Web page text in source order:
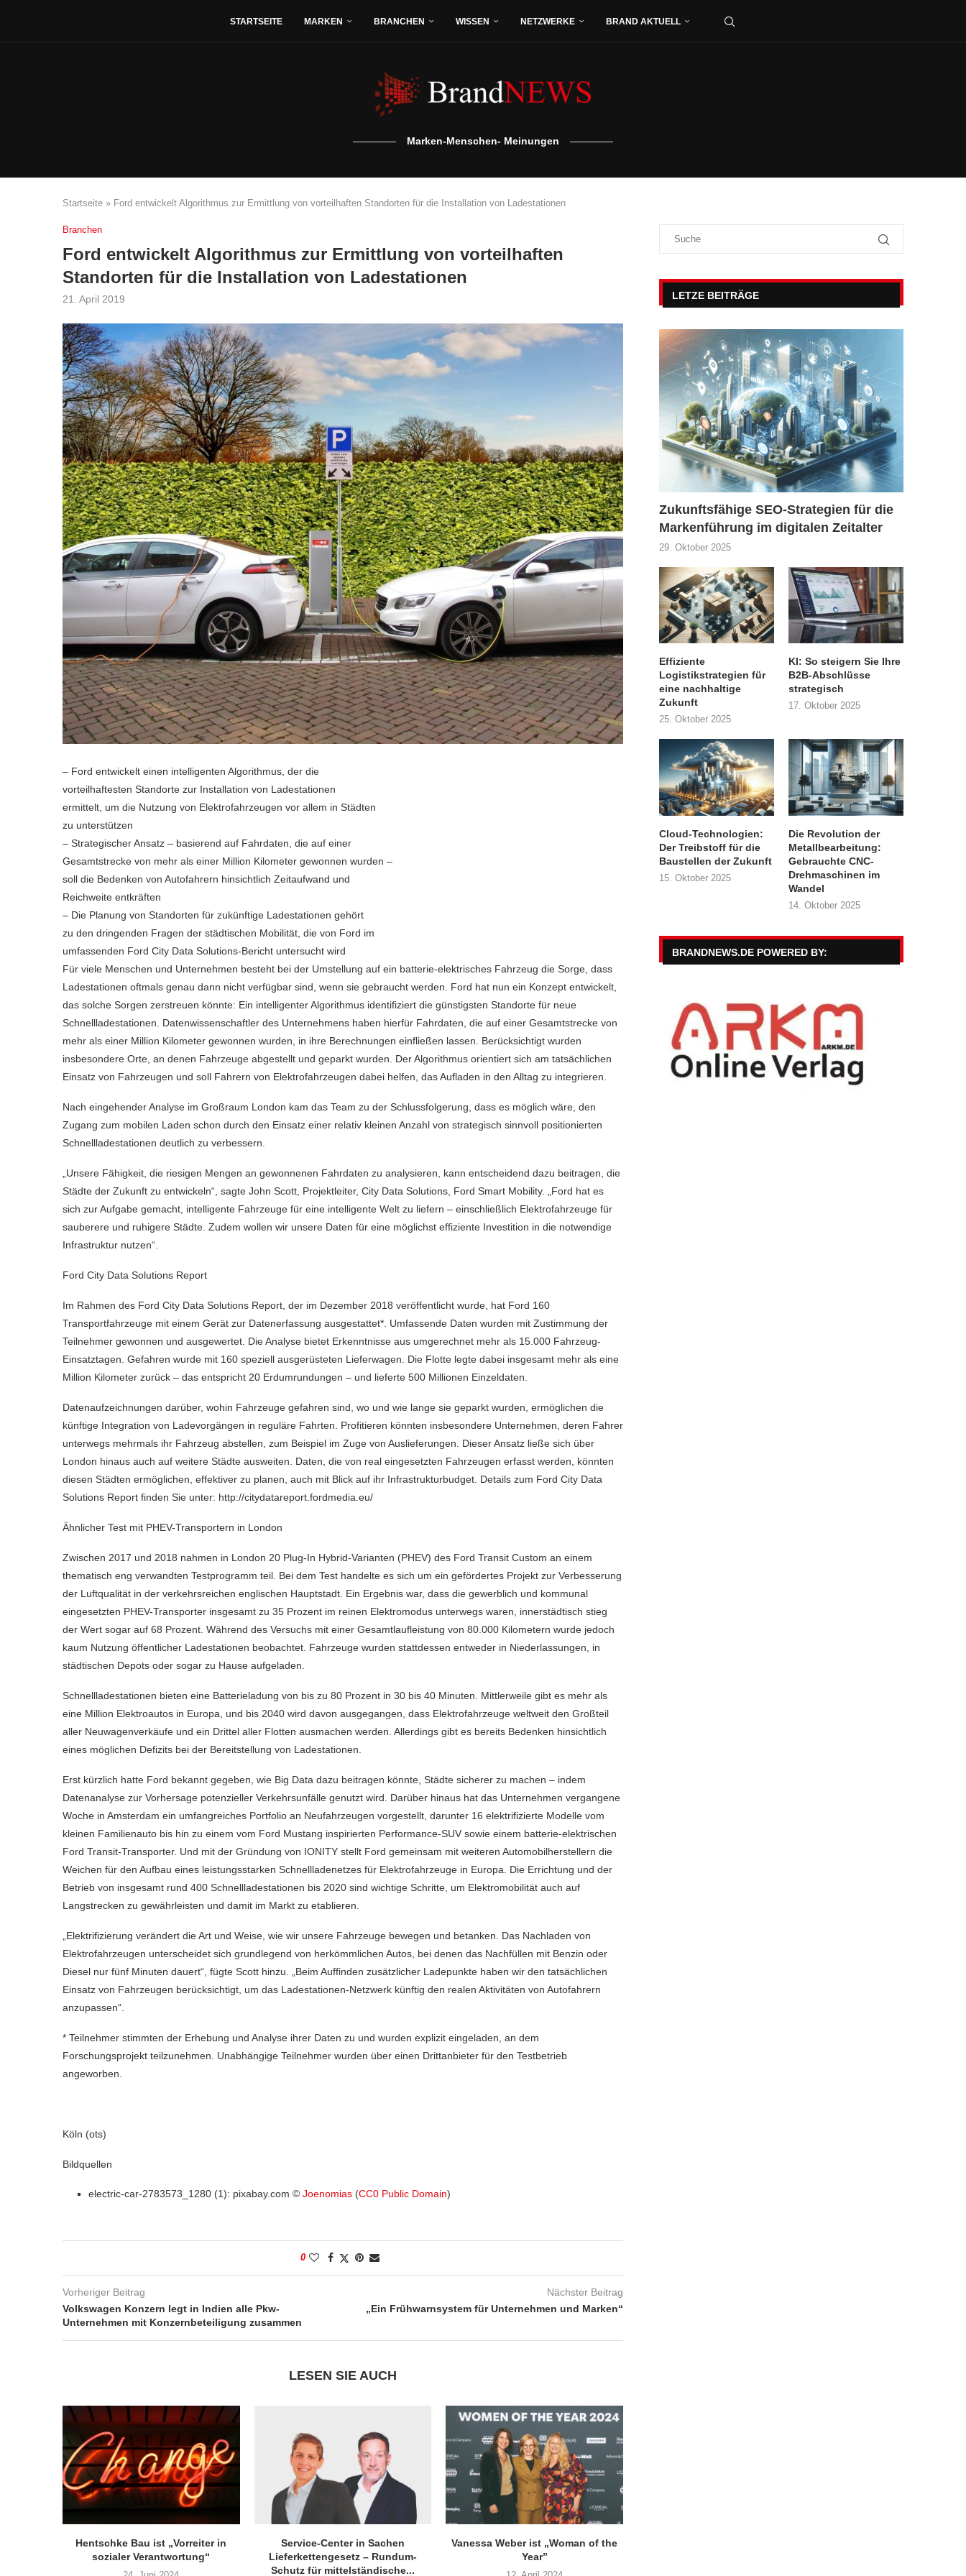
STARTSEITE MARKEN BRANCHEN WISSEN NETZWERKE BRAND AKTUELL
Marken-Menschen- Meinungen
Startseite » Ford entwickelt Algorithmus zur Ermittlung von vorteilhaften Standorten für die Installation von Ladestationen
Branchen
Ford entwickelt Algorithmus zur Ermittlung von vorteilhaften
Standorten für die Installation von Ladestationen
21. April 2019
– Ford entwickelt einen intelligenten Algorithmus, der die
vorteilhaftesten Standorte zur Installation von Ladestationen
ermittelt, um die Nutzung von Elektrofahrzeugen vor allem in Städten
zu unterstützen
– Strategischer Ansatz – basierend auf Fahrdaten, die auf einer
Gesamtstrecke von mehr als einer Million Kilometer gewonnen wurden –
soll die Bedenken von Autofahrern hinsichtlich Zeitaufwand und
Reichweite entkräften
– Die Planung von Standorten für zukünftige Ladestationen gehört
zu den dringenden Fragen der städtischen Mobilität, die von Ford im
umfassenden Ford City Data Solutions-Bericht untersucht wird
Für viele Menschen und Unternehmen besteht bei der Umstellung auf ein batterie-elektrisches Fahrzeug die Sorge, dass
Ladestationen oftmals genau dann nicht verfügbar sind, wenn sie gebraucht werden. Ford hat nun ein Konzept entwickelt,
das solche Sorgen zerstreuen könnte: Ein intelligenter Algorithmus identifiziert die günstigsten Standorte für neue
Schnellladestationen. Datenwissenschaftler des Unternehmens haben hierfür Fahrdaten, die auf einer Gesamtstrecke von
mehr als einer Million Kilometer gewonnen wurden, in ihre Berechnungen einfließen lassen. Berücksichtigt wurden
insbesondere Orte, an denen Fahrzeuge abgestellt und geparkt wurden. Der Algorithmus orientiert sich am tatsächlichen
Einsatz von Fahrzeugen und soll Fahrern von Elektrofahrzeugen dabei helfen, das Aufladen in den Alltag zu integrieren.
Nach eingehender Analyse im Großraum London kam das Team zu der Schlussfolgerung, dass es möglich wäre, den
Zugang zum mobilen Laden schon durch den Einsatz einer relativ kleinen Anzahl von strategisch sinnvoll positionierten
Schnellladestationen deutlich zu verbessern.
„Unsere Fähigkeit, die riesigen Mengen an gewonnenen Fahrdaten zu analysieren, kann entscheidend dazu beitragen, die
Städte der Zukunft zu entwickeln“, sagte John Scott, Projektleiter, City Data Solutions, Ford Smart Mobility. „Ford hat es
sich zur Aufgabe gemacht, intelligente Fahrzeuge für eine intelligente Welt zu liefern – einschließlich Elektrofahrzeuge für
sauberere und ruhigere Städte. Zudem wollen wir unsere Daten für eine möglichst effiziente Investition in die notwendige
Infrastruktur nutzen“.
Ford City Data Solutions Report
Im Rahmen des Ford City Data Solutions Report, der im Dezember 2018 veröffentlicht wurde, hat Ford 160
Transportfahrzeuge mit einem Gerät zur Datenerfassung ausgestattet*. Umfassende Daten wurden mit Zustimmung der
Teilnehmer gewonnen und ausgewertet. Die Analyse bietet Erkenntnisse aus umgerechnet mehr als 15.000 Fahrzeug-
Einsatztagen. Gefahren wurde mit 160 speziell ausgerüsteten Lieferwagen. Die Flotte legte dabei insgesamt mehr als eine
Million Kilometer zurück – das entspricht 20 Erdumrundungen – und lieferte 500 Millionen Einzeldaten.
Datenaufzeichnungen darüber, wohin Fahrzeuge gefahren sind, wo und wie lange sie geparkt wurden, ermöglichen die
künftige Integration von Ladevorgängen in reguläre Fahrten. Profitieren könnten insbesondere Unternehmen, deren Fahrer
unterwegs mehrmals ihr Fahrzeug abstellen, zum Beispiel im Zuge von Auslieferungen. Dieser Ansatz ließe sich über
London hinaus auch auf weitere Städte ausweiten. Daten, die von real eingesetzten Fahrzeugen erfasst werden, könnten
diesen Städten ermöglichen, effektiver zu planen, auch mit Blick auf ihr Infrastrukturbudget. Details zum Ford City Data
Solutions Report finden Sie unter: http://citydatareport.fordmedia.eu/
Ähnlicher Test mit PHEV-Transportern in London
Zwischen 2017 und 2018 nahmen in London 20 Plug-In Hybrid-Varianten (PHEV) des Ford Transit Custom an einem
thematisch eng verwandten Testprogramm teil. Bei dem Test handelte es sich um ein gefördertes Projekt zur Verbesserung
der Luftqualität in der verkehrsreichen englischen Hauptstadt. Ein Ergebnis war, dass die gewerblich und kommunal
eingesetzten PHEV-Transporter insgesamt zu 35 Prozent im reinen Elektromodus unterwegs waren, innerstädtisch stieg
der Wert sogar auf 68 Prozent. Während des Versuchs mit einer Gesamtlaufleistung von 80.000 Kilometern wurde jedoch
kaum Nutzung öffentlicher Ladestationen beobachtet. Fahrzeuge wurden stattdessen entweder in Niederlassungen, in
städtischen Depots oder sogar zu Hause aufgeladen.
Schnellladestationen bieten eine Batterieladung von bis zu 80 Prozent in 30 bis 40 Minuten. Mittlerweile gibt es mehr als
eine Million Elektroautos in Europa, und bis 2040 wird davon ausgegangen, dass Elektrofahrzeuge weltweit den Großteil
aller Neuwagenverkäufe und ein Drittel aller Flotten ausmachen werden. Allerdings gibt es bereits Bedenken hinsichtlich
eines möglichen Defizits bei der Bereitstellung von Ladestationen.
Erst kürzlich hatte Ford bekannt gegeben, wie Big Data dazu beitragen könnte, Städte sicherer zu machen – indem
Datenanalyse zur Vorhersage potenzieller Verkehrsunfälle genutzt wird. Darüber hinaus hat das Unternehmen vergangene
Woche in Amsterdam ein umfangreiches Portfolio an Neufahrzeugen vorgestellt, darunter 16 elektrifizierte Modelle vom
kleinen Familienauto bis hin zu einem vom Ford Mustang inspirierten Performance-SUV sowie einem batterie-elektrischen
Ford Transit-Transporter. Und mit der Gründung von IONITY stellt Ford gemeinsam mit weiteren Automobilherstellern die
Weichen für den Aufbau eines leistungsstarken Schnellladenetzes für Elektrofahrzeuge in Europa. Die Errichtung und der
Betrieb von insgesamt rund 400 Schnellladestationen bis 2020 sind wichtige Schritte, um Elektromobilität auch auf
Langstrecken zu gewährleisten und damit im Markt zu etablieren.
„Elektrifizierung verändert die Art und Weise, wie wir unsere Fahrzeuge bewegen und betanken. Das Nachladen von
Elektrofahrzeugen unterscheidet sich grundlegend von herkömmlichen Autos, bei denen das Nachfüllen mit Benzin oder
Diesel nur fünf Minuten dauert“, fügte Scott hinzu. „Beim Auffinden zusätzlicher Ladepunkte haben wir den tatsächlichen
Einsatz von Fahrzeugen berücksichtigt, um das Ladestationen-Netzwerk künftig den realen Aktivitäten von Autofahrern
anzupassen“.
* Teilnehmer stimmten der Erhebung und Analyse ihrer Daten zu und wurden explizit eingeladen, an dem
Forschungsprojekt teilzunehmen. Unabhängige Teilnehmer wurden über einen Drittanbieter für den Testbetrieb
angeworben.
Köln (ots)
Bildquellen
electric-car-2783573_1280 (1): pixabay.com © Joenomias (CC0 Public Domain)
0
Vorheriger Beitrag
Volkswagen Konzern legt in Indien alle Pkw-
Unternehmen mit Konzernbeteiligung zusammen
Nächster Beitrag
„Ein Frühwarnsystem für Unternehmen und Marken“
LESEN SIE AUCH
Hentschke Bau ist „Vorreiter in
sozialer Verantwortung“
Service-Center in Sachen
Lieferkettengesetz – Rundum-
Schutz für mittelständische...
Vanessa Weber ist „Woman of the
Year”
LETZE BEITRÄGE
Zukunftsfähige SEO-Strategien für die
Markenführung im digitalen Zeitalter
29. Oktober 2025
Effiziente
Logistikstrategien für
eine nachhaltige
Zukunft
25. Oktober 2025
KI: So steigern Sie Ihre
B2B-Abschlüsse
strategisch
17. Oktober 2025
Cloud-Technologien:
Der Treibstoff für die
Baustellen der Zukunft
15. Oktober 2025
Die Revolution der
Metallbearbeitung:
Gebrauchte CNC-
Drehmaschinen im
Wandel
14. Oktober 2025
BRANDNEWS.DE POWERED BY: